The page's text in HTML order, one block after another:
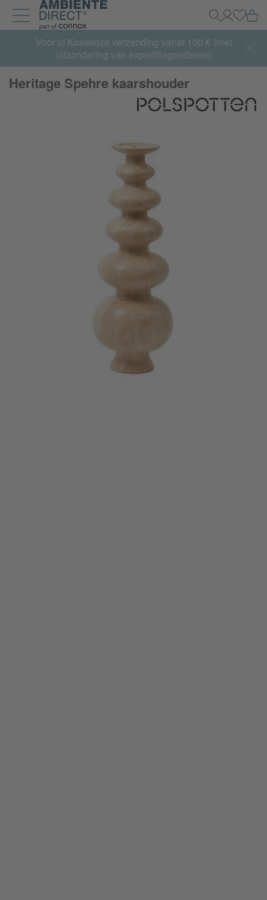
Home
Navigatie uit- en inklappen
Zoeken
Mijn
Summer Sale:met tot 65% korting >> nu bestellen
Voor u! Kosteloze verzending vanaf 100 € (met
uitzondering van expeditiegoederen)
Heritage Spehre kaarshouder